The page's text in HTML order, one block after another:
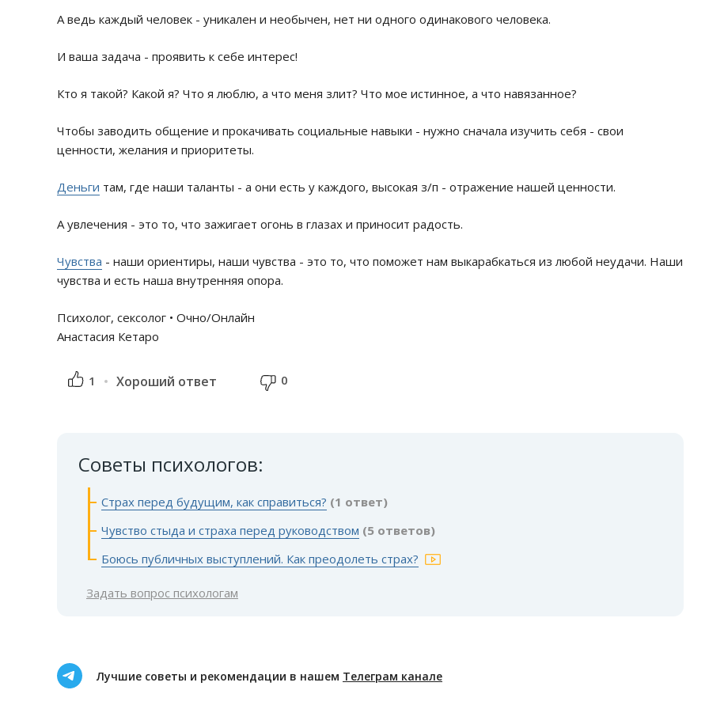
А ведь каждый человек - уникален и необычен, нет ни одного одинакового человека.
И ваша задача - проявить к себе интерес!
Кто я такой? Какой я? Что я люблю, а что меня злит? Что мое истинное, а что навязанное?
Чтобы заводить общение и прокачивать социальные навыки - нужно сначала изучить себя - свои
ценности, желания и приоритеты.
Деньги там, где наши таланты - а они есть у каждого, высокая з/п - отражение нашей ценности.
А увлечения - это то, что зажигает огонь в глазах и приносит радость.
Чувства - наши ориентиры, наши чувства - это то, что поможет нам выкарабкаться из любой неудачи. Наши
чувства и есть наша внутренняя опора.
Психолог, сексолог • Очно/Онлайн
Анастасия Кетаро
1 Хороший ответ 0
Советы психологов:
Страх перед будущим, как справиться? (1 ответ)
Чувство стыда и страха перед руководством (5 ответов)
Боюсь публичных выступлений. Как преодолеть страх?
Задать вопрос психологам
Лучшие советы и рекомендации в нашем Телеграм канале